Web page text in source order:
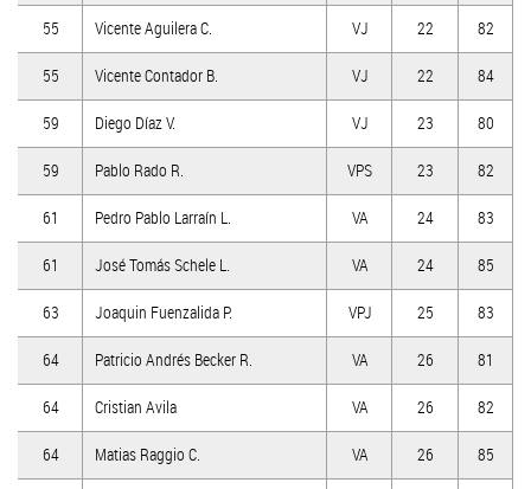
55 Vicente Aguilera C. VJ 22 82
55 Vicente Contador B. VJ 22 84
59 Diego Díaz V. VJ 23 80
59 Pablo Rado R. VPS 23 82
61 Pedro Pablo Larraín L. VA 24 83
61 José Tomás Schele L. VA 24 85
63 Joaquin Fuenzalida P. VPJ 25 83
64 Patricio Andrés Becker R. VA 26 81
64 Cristian Avila VA 26 82
64 Matias Raggio C. VA 26 85